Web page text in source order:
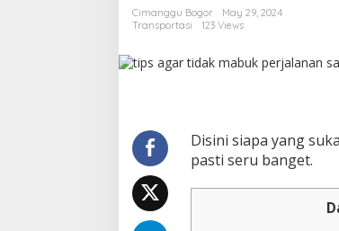
Cimanggu Bogor
May 29, 2024
Transportasi
123 Views
Disini siapa yang
pasti seru banget.